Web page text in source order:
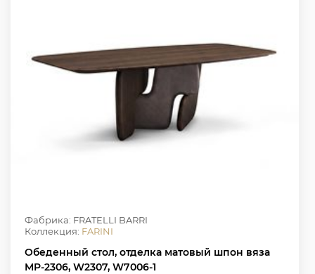
Фабрика: FRATELLI BARRI
Коллекция: FARINI
Обеденный стол, отделка матовый шпон вяза
MP-2306, W2307, W7006-1